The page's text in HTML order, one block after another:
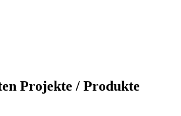
Projekte / Produkte